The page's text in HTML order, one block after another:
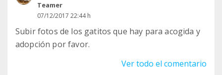
Teamer
07/12/2017 22:44 h
Subir fotos de los gatitos que hay para acogida y
adopción por favor.
Ver todo el comentario